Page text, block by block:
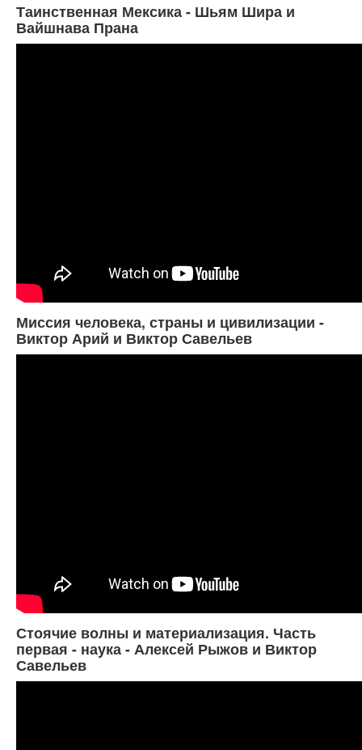
Таинственная Мексика - Шьям Шира и
Вайшнава Прана
Миссия человека, страны и цивилизации -
Виктор Арий и Виктор Савельев
Стоячие волны и материализация. Часть
первая - наука - Алексей Рыжов и Виктор
Савельев